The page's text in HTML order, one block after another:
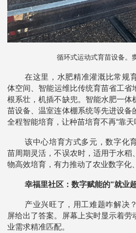
循环式运动式育苗设备。
在这里，水肥精准灌溉比常规
体空间、智能运维比传统育苗省工省
根系壮，机插不缺兜。智能水肥一体
苗设备、温室连体棚系统等先进设备
全程智能培育，让种苗培育不再“靠天
该中心培育方式多元，数字化
苗周期灵活，不误农时，适用于水稻
物高效培育，有力推动了农业数字化
幸福里社区：数字赋能的“就业
产业兴旺了，用工难题咋解决
屏给出了答案。屏幕上实时显示着劳
业需求精准匹配。